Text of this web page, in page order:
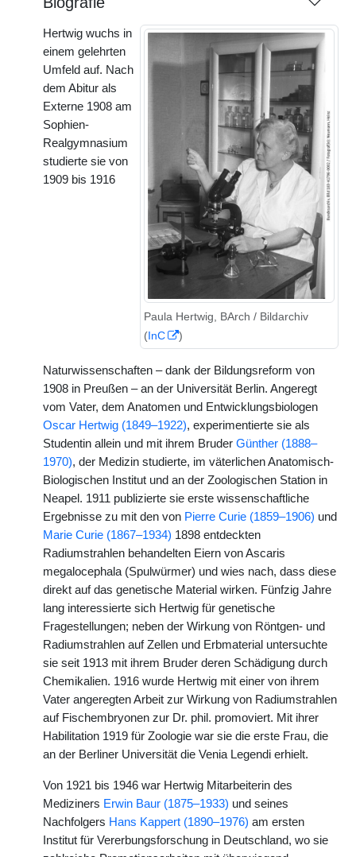
Paula Hertwig, BArch / Bildarchiv
(InC )
Hertwig wuchs in
einem gelehrten
Umfeld auf. Nach
dem Abitur als
Externe 1908 am
Sophien-
Realgymnasium
studierte sie von
1909 bis 1916
Naturwissenschaften – dank der Bildungsreform von
1908 in Preußen – an der Universität Berlin. Angeregt
vom Vater, dem Anatomen und Entwicklungsbiologen
Oscar Hertwig (1849–1922), experimentierte sie als
Studentin allein und mit ihrem Bruder Günther (1888–
1970), der Medizin studierte, im väterlichen Anatomisch-
Biologischen Institut und an der Zoologischen Station in
Neapel. 1911 publizierte sie erste wissenschaftliche
Ergebnisse zu mit den von Pierre Curie (1859–1906) und
Marie Curie (1867–1934) 1898 entdeckten
Radiumstrahlen behandelten Eiern von Ascaris
megalocephala (Spulwürmer) und wies nach, dass diese
direkt auf das genetische Material wirken. Fünfzig Jahre
lang interessierte sich Hertwig für genetische
Fragestellungen; neben der Wirkung von Röntgen- und
Radiumstrahlen auf Zellen und Erbmaterial untersuchte
sie seit 1913 mit ihrem Bruder deren Schädigung durch
Chemikalien. 1916 wurde Hertwig mit einer von ihrem
Vater angeregten Arbeit zur Wirkung von Radiumstrahlen
auf Fischembryonen zur Dr. phil. promoviert. Mit ihrer
Habilitation 1919 für Zoologie war sie die erste Frau, die
an der Berliner Universität die Venia Legendi erhielt.
Von 1921 bis 1946 war Hertwig Mitarbeiterin des
Mediziners Erwin Baur (1875–1933) und seines
Nachfolgers Hans Kappert (1890–1976) am ersten
Institut für Vererbungsforschung in Deutschland, wo sie